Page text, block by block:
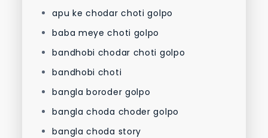
apu ke chodar choti golpo
baba meye choti golpo
bandhobi chodar choti golpo
bandhobi choti
bangla boroder golpo
bangla choda choder golpo
bangla choda story